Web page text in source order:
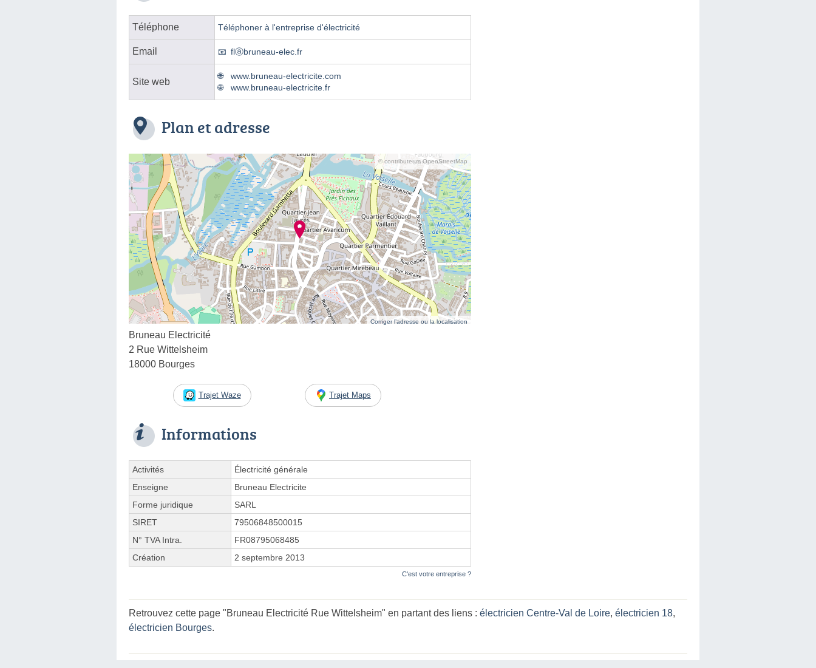
Téléphone Téléphoner à l'entreprise d'électricité
Email flⓐbruneau-elec.fr
Site web
www.bruneau-electricite.com
www.bruneau-electricite.fr
Plan et adresse
© contributeurs OpenStreetMap
Corriger l’adresse ou la localisation
Bruneau Electricité
2 Rue Wittelsheim
18000 Bourges
Trajet Waze Trajet Maps
Informations
Activités
Électricité générale
Enseigne
Bruneau Electricite
Forme juridique
SARL
SIRET
79506848500015
N° TVA Intra.
FR08795068485
Création
2 septembre 2013
C'est votre entreprise ?
Retrouvez cette page "Bruneau Electricité Rue Wittelsheim" en partant des liens : électricien Centre-Val de Loire, électricien 18,
électricien Bourges.